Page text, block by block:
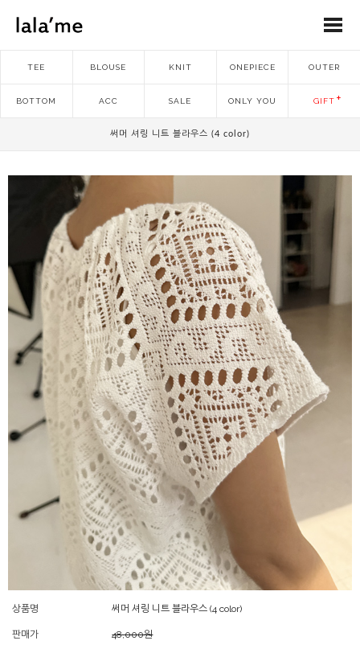
TEE BLOUSE KNIT ONEPIECE OUTER
BOTTOM ACC SALE ONLY YOU GIFT
써머 셔링 니트 블라우스 (4 color)
상품명 써머 셔링 니트 블라우스 (4 color)
판매가 48,000원